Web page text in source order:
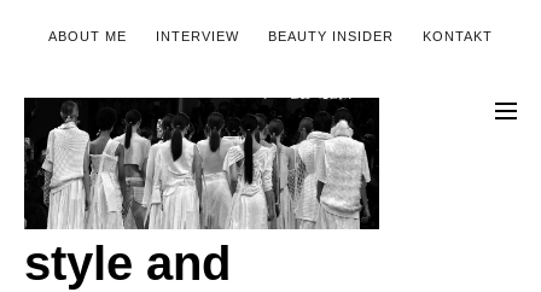
ABOUT ME INTERVIEW BEAUTY INSIDER KONTAKT
style and